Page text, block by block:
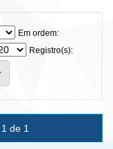
Em ordem:
Registro(s):
de 1